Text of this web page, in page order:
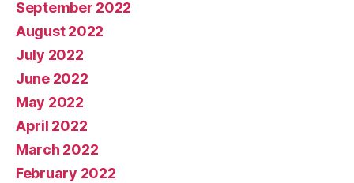
September 2022
August 2022
July 2022
June 2022
May 2022
April 2022
March 2022
February 2022